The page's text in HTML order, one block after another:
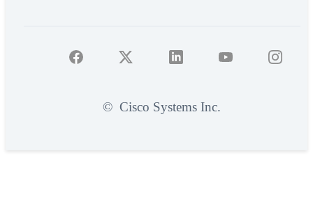
© Cisco Systems Inc.